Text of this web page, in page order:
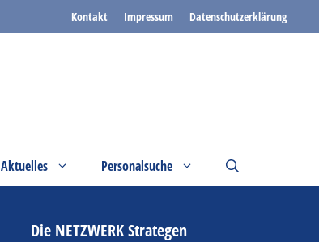
Kontakt Impressum Datenschutzerklärung
Aktuelles Personalsuche
Die NETZWERK Strategen